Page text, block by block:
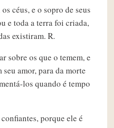
céus, e o sopro de seus
e toda a terra foi criada,
existiram. R.
sobre os que o temem, e
amor, para da morte
los quando é tempo
porque ele é